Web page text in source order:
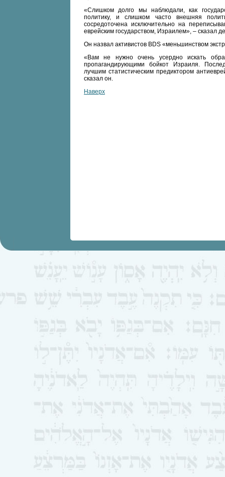
«Слишком долго мы наблюдали, как
политику, и слишком часто внешняя
сосредоточена исключительно на
еврейским государством, Израилем», – сказал
Он назвал активистов BDS «меньшинством
«Вам не нужно очень усердно искать
пропагандирующими бойкот Израиля.
лучшим статистическим предиктором
сказал он.
Наверх